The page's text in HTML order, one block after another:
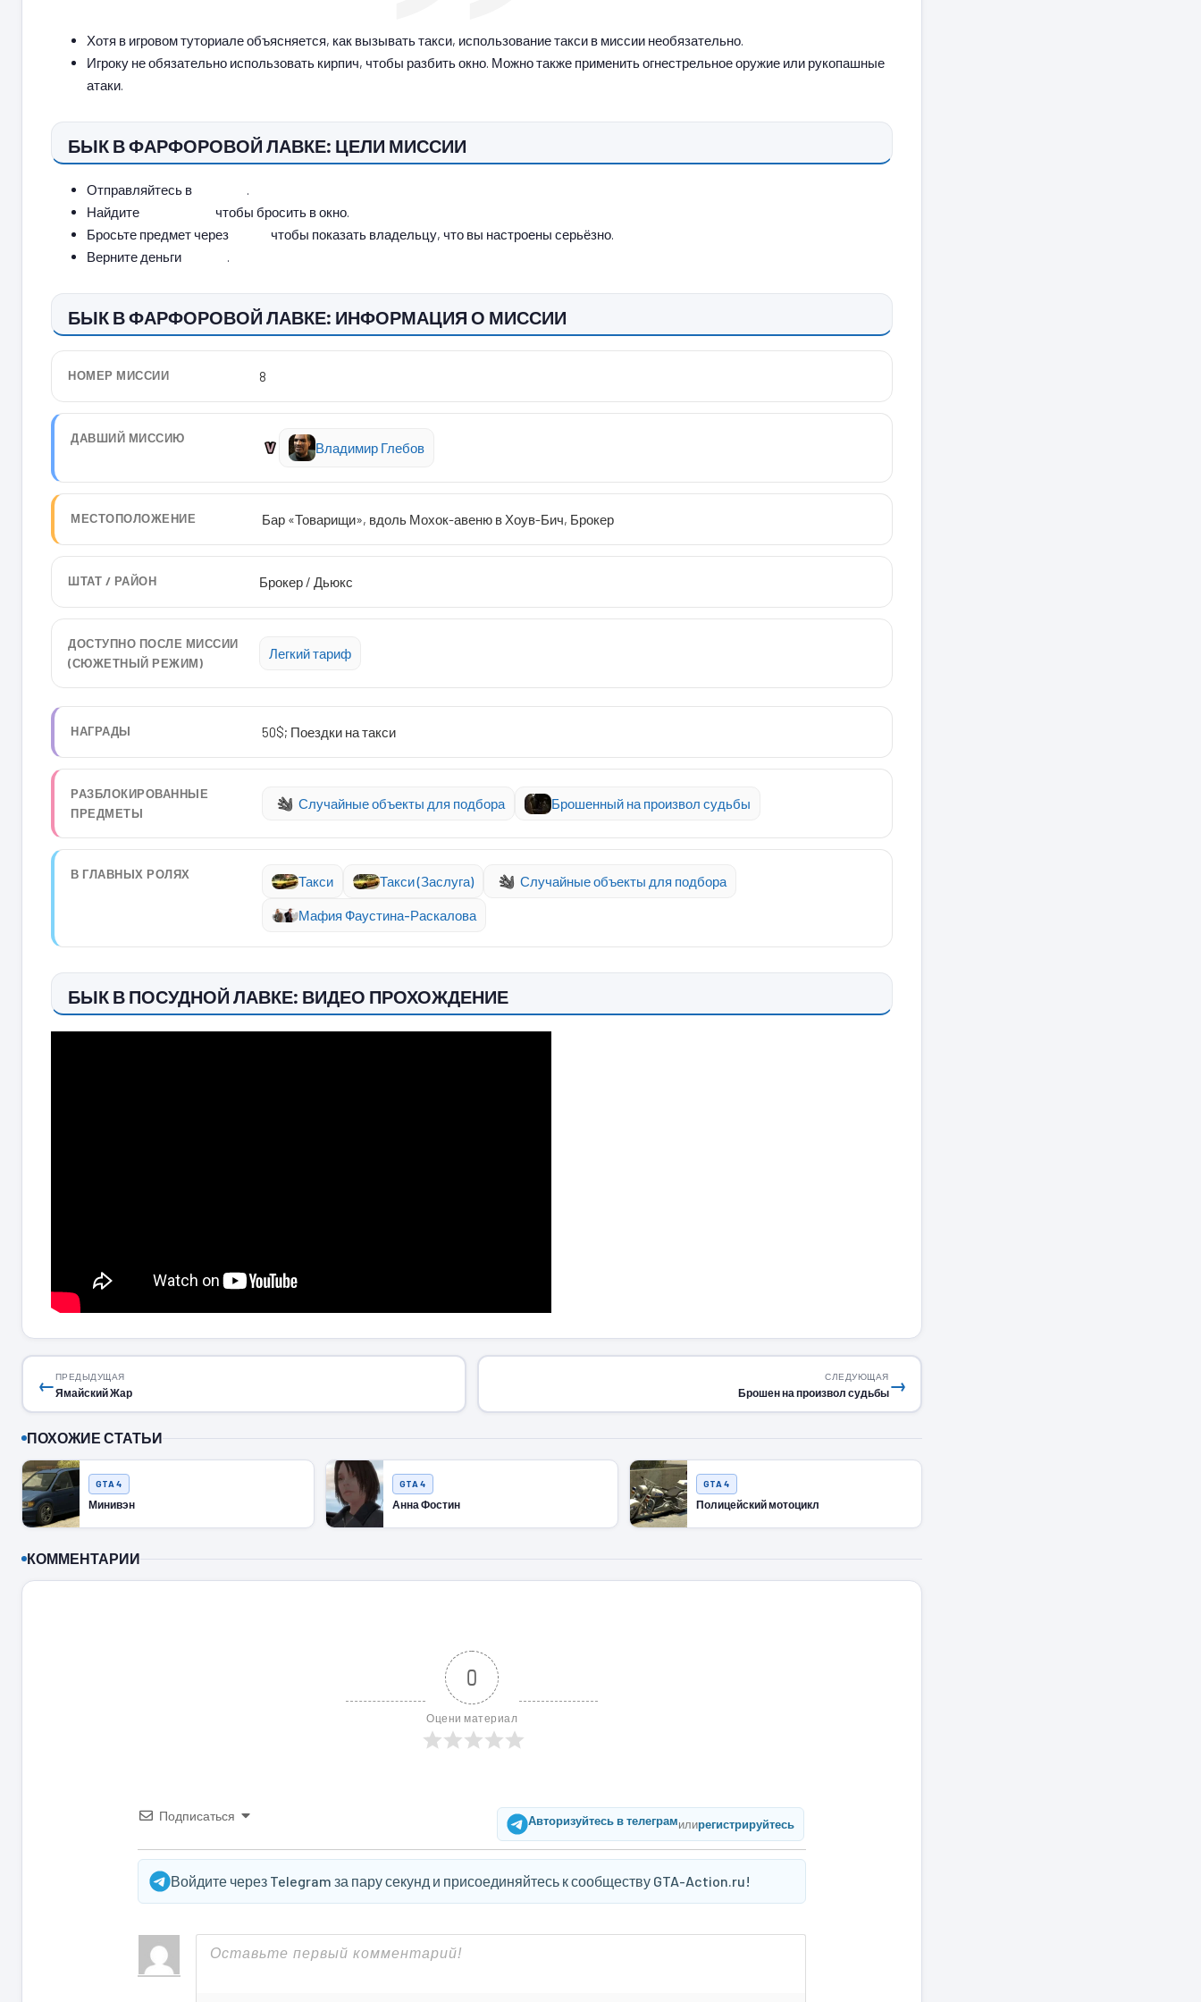
Хотя в игровом туториале объясняется, как вызывать такси, использование такси в миссии необязательно.
Игроку не обязательно использовать кирпич, чтобы разбить окно. Можно также применить огнестрельное оружие или рукопашные
атаки.
БЫК В ФАРФОРОВОЙ ЛАВКЕ: ЦЕЛИ МИССИИ
Отправляйтесь в
.
Найдите
чтобы бросить в окно.
Бросьте предмет через
чтобы показать владельцу, что вы настроены серьёзно.
Верните деньги
.
БЫК В ФАРФОРОВОЙ ЛАВКЕ: ИНФОРМАЦИЯ О МИССИИ
НОМЕР МИССИИ 8
ДАВШИЙ МИССИЮ
Владимир Глебов
МЕСТОПОЛОЖЕНИЕ Бар «Товарищи», вдоль Мохок-авеню в Хоув-Бич, Брокер
ШТАТ / РАЙОН Брокер / Дьюкс
ДОСТУПНО ПОСЛЕ МИССИИ
(СЮЖЕТНЫЙ РЕЖИМ)
Легкий тариф
НАГРАДЫ 50$; Поездки на такси
РАЗБЛОКИРОВАННЫЕ
ПРЕДМЕТЫ
Случайные объекты для подбора Брошенный на произвол судьбы
В ГЛАВНЫХ РОЛЯХ Такси Такси (Заслуга) Случайные объекты для подбора
Мафия Фаустина-Раскалова
БЫК В ПОСУДНОЙ ЛАВКЕ: ВИДЕО ПРОХОЖДЕНИЕ
←ПРЕДЫДУЩАЯ
Ямайский Жар →
СЛЕДУЮЩАЯ
Брошен на произвол судьбы
ПОХОЖИЕ СТАТЬИ
GTA 4
Минивэн
GTA 4
Анна Фостин
GTA 4
Полицейский мотоцикл
КОММЕНТАРИИ
0
Оцени материал
Подписаться Авторизуйтесь в телеграмилирегистрируйтесь
Войдите через Telegram за пару секунд и присоединяйтесь к сообществу GTA-Action.ru!